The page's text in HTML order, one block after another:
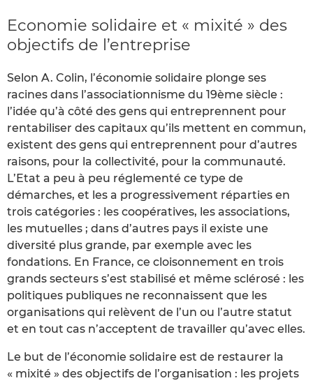
Economie solidaire et « mixité » des
objectifs de l’entreprise
Selon A. Colin, l’économie solidaire plonge ses
racines dans l’associationnisme du 19ème siècle :
l’idée qu’à côté des gens qui entreprennent pour
rentabiliser des capitaux qu’ils mettent en commun,
existent des gens qui entreprennent pour d’autres
raisons, pour la collectivité, pour la communauté.
L’Etat a peu à peu réglementé ce type de
démarches, et les a progressivement réparties en
trois catégories : les coopératives, les associations,
les mutuelles ; dans d’autres pays il existe une
diversité plus grande, par exemple avec les
fondations. En France, ce cloisonnement en trois
grands secteurs s’est stabilisé et même sclérosé : les
politiques publiques ne reconnaissent que les
organisations qui relèvent de l’un ou l’autre statut
et en tout cas n’acceptent de travailler qu’avec elles.
Le but de l’économie solidaire est de restaurer la
« mixité » des objectifs de l’organisation : les projets